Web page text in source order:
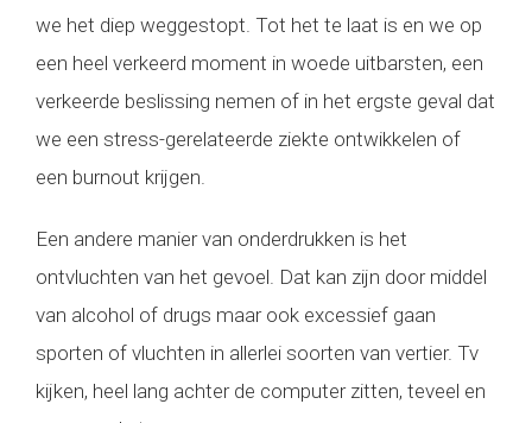
we het diep weggestopt. Tot het te laat is en we op
een heel verkeerd moment in woede uitbarsten, een
verkeerde beslissing nemen of in het ergste geval dat
we een stress-gerelateerde ziekte ontwikkelen of
een burnout krijgen.
Een andere manier van onderdrukken is het
ontvluchten van het gevoel. Dat kan zijn door middel
van alcohol of drugs maar ook excessief gaan
sporten of vluchten in allerlei soorten van vertier. Tv
kijken, heel lang achter de computer zitten, teveel en